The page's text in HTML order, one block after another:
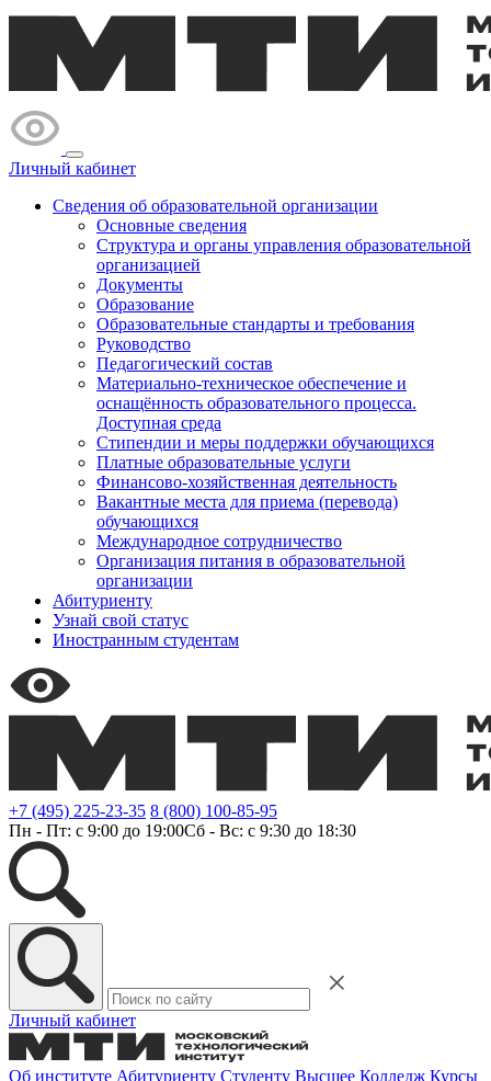
Личный кабинет
Сведения об образовательной организации
Основные сведения
Структура и органы управления образовательной
организацией
Документы
Образование
Образовательные стандарты и требования
Руководство
Педагогический состав
Материально-техническое обеспечение и
оснащённость образовательного процесса.
Доступная среда
Стипендии и меры поддержки обучающихся
Платные образовательные услуги
Финансово-хозяйственная деятельность
Вакантные места для приема (перевода)
обучающихся
Международное сотрудничество
Организация питания в образовательной
организации
Абитуриенту
Узнай свой статус
Иностранным студентам
+7 (495) 225-23-35 8 (800) 100-85-95
Пн - Пт: с 9:00 до 19:00Сб - Вс: с 9:30 до 18:30
Личный кабинет
Об институте Абитуриенту Студенту Высшее Колледж Курсы